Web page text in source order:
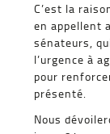
C’est la
en appellent
sénateurs,
l’urgence à
pour
présenté.
Nous